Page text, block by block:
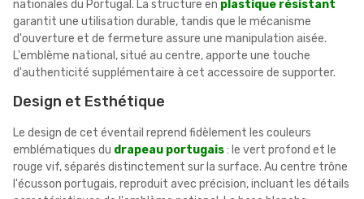
nationales du Portugal. La structure en plastique résistant
garantit une utilisation durable, tandis que le mécanisme
d'ouverture et de fermeture assure une manipulation aisée.
L'emblème national, situé au centre, apporte une touche
d'authenticité supplémentaire à cet accessoire de supporter.
Design et Esthétique
Le design de cet éventail reprend fidèlement les couleurs
emblématiques du drapeau portugais: le vert profond et le
rouge vif, séparés distinctement sur la surface. Au centre trône
l'écusson portugais, reproduit avec précision, incluant les détails